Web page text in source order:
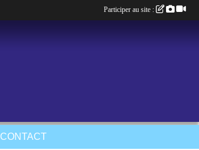
CONTACT
Participer au site :